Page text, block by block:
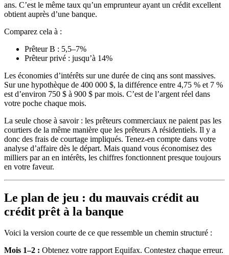
ans. C’est le même taux qu’un emprunteur ayant un crédit excellent
obtient auprès d’une banque.
Comparez cela à :
Prêteur B : 5,5–7%
Prêteur privé : jusqu’à 14%
Les économies d’intérêts sur une durée de cinq ans sont massives.
Sur une hypothèque de 400 000 $, la différence entre 4,75 % et 7 %
est d’environ 750 $ à 900 $ par mois. C’est de l’argent réel dans
votre poche chaque mois.
La seule chose à savoir : les prêteurs commerciaux ne paient pas les
courtiers de la même manière que les prêteurs A résidentiels. Il y a
donc des frais de courtage impliqués. Tenez-en compte dans votre
analyse d’affaire dès le départ. Mais quand vous économisez des
milliers par an en intérêts, les chiffres fonctionnent presque toujours
en votre faveur.
Le plan de jeu : du mauvais crédit au
crédit prêt à la banque
Voici la version courte de ce que ressemble un chemin structuré :
Mois 1–2 : Obtenez votre rapport Equifax. Contestez chaque erreur.